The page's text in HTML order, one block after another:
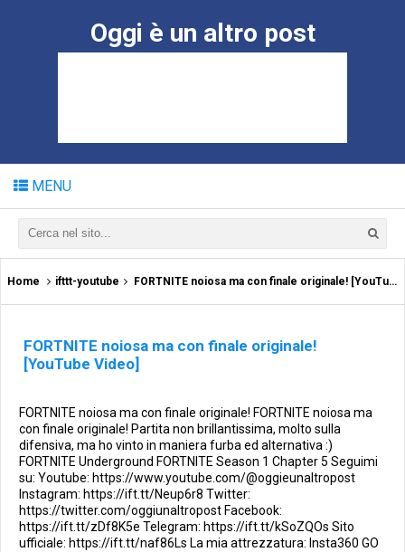
Oggi è un altro post
MENU
Home ifttt-youtube FORTNITE noiosa ma con finale originale! [YouTube Video]
FORTNITE noiosa ma con finale originale!
[YouTube Video]
FORTNITE noiosa ma con finale originale! FORTNITE noiosa ma
con finale originale! Partita non brillantissima, molto sulla
difensiva, ma ho vinto in maniera furba ed alternativa :)
FORTNITE Underground FORTNITE Season 1 Chapter 5 Seguimi
su: Youtube: https://www.youtube.com/@oggieunaltropost
Instagram: https://ift.tt/Neup6r8 Twitter:
https://twitter.com/oggiunaltropost Facebook:
https://ift.tt/zDf8K5e Telegram: https://ift.tt/kSoZQOs Sito
ufficiale: https://ift.tt/naf86Ls La mia attrezzatura: Insta360 GO